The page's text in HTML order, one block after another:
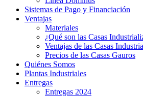
Sistemas de Pago y Financiación
Ventajas
Materiales
¿Qué son las Casas
Ventajas de las Casas
Precios de las Casas Gauros
Quiénes Somos
Plantas Industriales
Entregas
Entregas 2024